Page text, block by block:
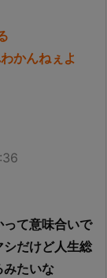
かんねぇよ
て意味合いで
だけど人生総
みたいな